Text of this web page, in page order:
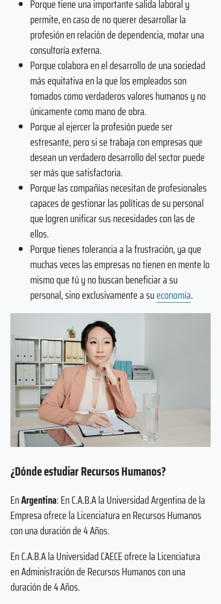
Porque tiene una importante salida laboral y
permite, en caso de no querer desarrollar la
profesión en relación de dependencia, motar una
consultoría externa.
Porque colabora en el desarrollo de una sociedad
más equitativa en la que los empleados son
tomados como verdaderos valores humanos y no
únicamente como mano de obra.
Porque al ejercer la profesión puede ser
estresante, pero si se trabaja con empresas que
desean un verdadero desarrollo del sector puede
ser más que satisfactoria.
Porque las compañías necesitan de profesionales
capaces de gestionar las políticas de su personal
que logren unificar sus necesidades con las de
ellos.
Porque tienes tolerancia a la frustración, ya que
muchas veces las empresas no tienen en mente lo
mismo que tú y no buscan beneficiar a su
personal, sino exclusivamente a sueconomía.
¿Dónde estudiar Recursos Humanos?
EnArgentina: En C.A.B.A la Universidad Argentina de la
Empresa ofrece la Licenciatura en Recursos Humanos
con una duración de 4 Años.
En C.A.B.A la Universidad CAECE ofrece la Licenciatura
en Administración de Recursos Humanos con una
duración de 4 Años.